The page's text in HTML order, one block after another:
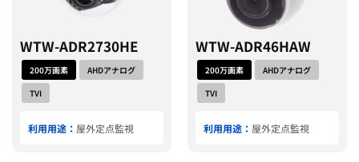
WTW-ADR2730HE
200万画素
AHDアナログ
TVI
利用用途： 屋外定点監視
WTW-ADR46HAW
200万画素
AHDアナログ
TVI
利用用途： 屋外定点監視